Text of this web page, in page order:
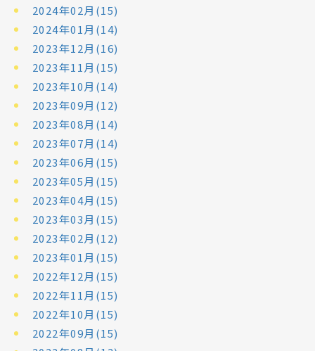
2024年02月(15)
2024年01月(14)
2023年12月(16)
2023年11月(15)
2023年10月(14)
2023年09月(12)
2023年08月(14)
2023年07月(14)
2023年06月(15)
2023年05月(15)
2023年04月(15)
2023年03月(15)
2023年02月(12)
2023年01月(15)
2022年12月(15)
2022年11月(15)
2022年10月(15)
2022年09月(15)